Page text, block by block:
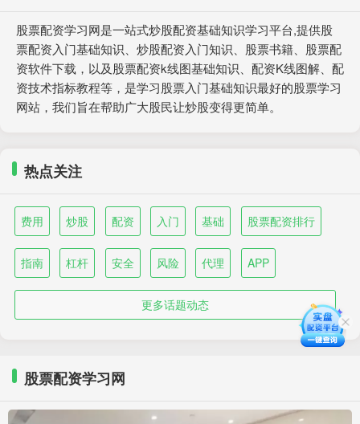
股票配资学习网是一站式炒股配资基础知识学习平台,提供股
票配资入门基础知识、炒股配资入门知识、股票书籍、股票配
资软件下载，以及股票配资k线图基础知识、配资K线图解、配
资技术指标教程等，是学习股票入门基础知识最好的股票学习
网站，我们旨在帮助广大股民让炒股变得更简单。
热点关注
费用 炒股 配资 入门 基础 股票配资排行
指南 杠杆 安全 风险 代理 APP
更多话题动态
股票配资学习网